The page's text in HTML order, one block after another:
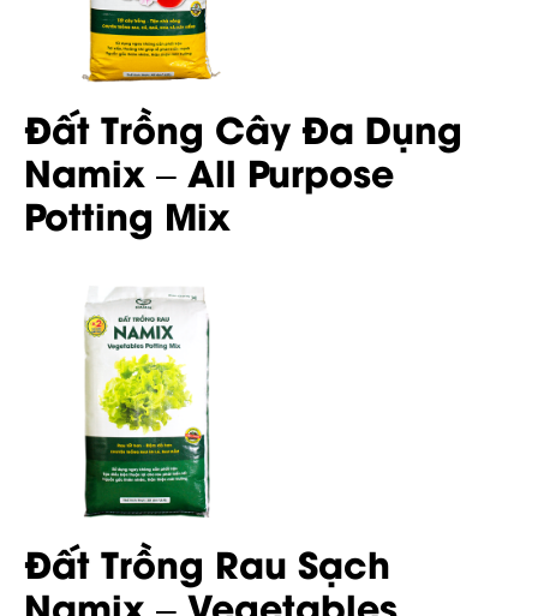
Đất Trồng Cây Đa Dụng
Namix – All Purpose
Potting Mix
Đất Trồng Rau Sạch
Namix – Vegetables